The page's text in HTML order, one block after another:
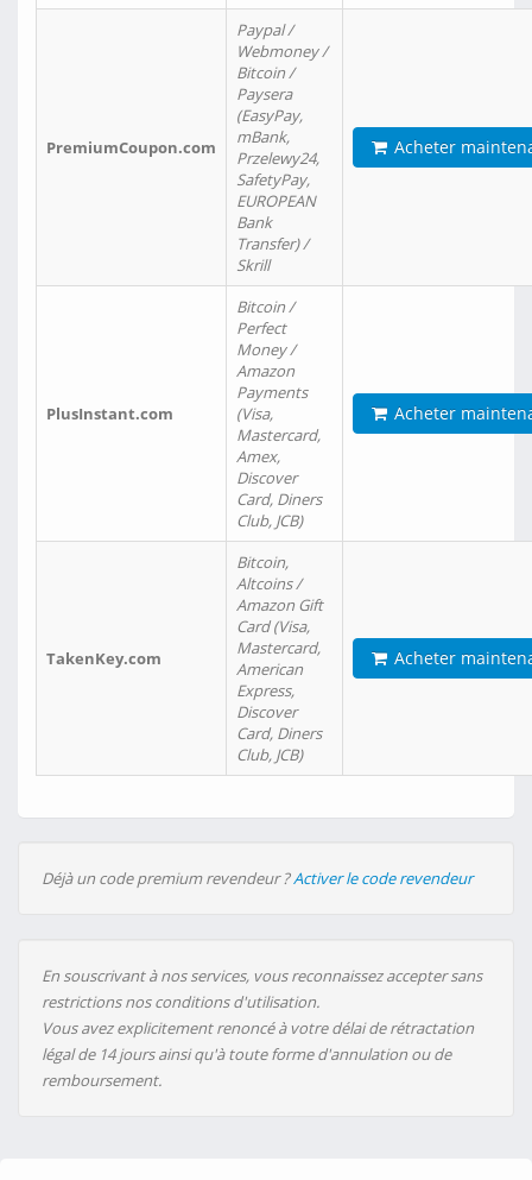
PremiumCoupon.com
Paypal /
Webmoney /
Bitcoin /
Paysera
(EasyPay,
mBank,
Przelewy24,
SafetyPay,
EUROPEAN
Bank
Transfer) /
Skrill
Acheter
PlusInstant.com
Bitcoin /
Perfect
Money /
Amazon
Payments
(Visa,
Mastercard,
Amex,
Discover
Card, Diners
Club, JCB)
Acheter
TakenKey.com
Bitcoin,
Altcoins /
Amazon Gift
Card (Visa,
Mastercard,
American
Express,
Discover
Card, Diners
Club, JCB)
Acheter
Déjà un code premium revendeur ?Activer le code revendeur
En souscrivant à nos services, vous reconnaissez accepter sans
restrictions nos conditions d'utilisation.
Vous avez explicitement renoncé à votre délai de rétractation
légal de 14 jours ainsi qu'à toute forme d'annulation ou de
remboursement.